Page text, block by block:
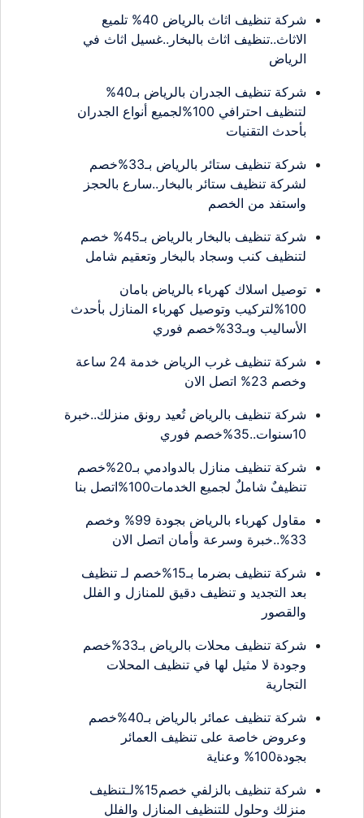
شركة تنظيف اثاث بالرياض 40% تلميع
الاثاث..تنظيف اثاث بالبخار..غسيل اثاث في
الرياض
شركة تنظيف الجدران بالرياض بـ40%
لتنظيف احترافي 100%لجميع أنواع الجدران
بأحدث التقنيات
شركة تنظيف ستائر بالرياض بـ33%خصم
لشركة تنظيف ستائر بالبخار..سارع بالحجز
واستفد من الخصم
شركة تنظيف بالبخار بالرياض بـ45% خصم
لتنظيف كنب وسجاد بالبخار وتعقيم شامل
توصيل اسلاك كهرباء بالرياض بامان
100%لتركيب وتوصيل كهرباء المنازل بأحدث
الأساليب وبـ33%خصم فوري
شركة تنظيف غرب الرياض خدمة 24 ساعة
وخصم 23% اتصل الان
شركة تنظيف بالرياض تُعيد رونق منزلك..خبرة
10سنوات..35%خصم فوري
شركة تنظيف منازل بالدوادمي بـ20%خصم
تنظيفٌ شاملٌ لجميع الخدمات100%اتصل بنا
مقاول كهرباء بالرياض بجودة 99% وخصم
33%..خبرة وسرعة وأمان اتصل الان
شركة تنظيف بضرما بـ15%خصم لـ تنظيف
بعد التجديد و تنظيف دقيق للمنازل و الفلل
والقصور
شركة تنظيف محلات بالرياض بـ33%خصم
وجودة لا مثيل لها في تنظيف المحلات
التجارية
شركة تنظيف عمائر بالرياض بـ40%خصم
وعروض خاصة على تنظيف العمائر
بجودة100% وعناية
شركة تنظيف بالزلفي خصم15%لـتنظيف
منزلك وحلول للتنظيف المنازل والفلل